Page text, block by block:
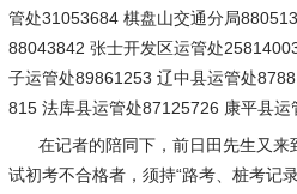
管处31053684 棋盘山交通分局
88043842 张士开发区运管处
子运管处89861253 辽中县运管处
815 法库县运管处87125726 康平县运
在记者的陪同下，前日田先生又
试初考不合格者，须持“路考、桩考记